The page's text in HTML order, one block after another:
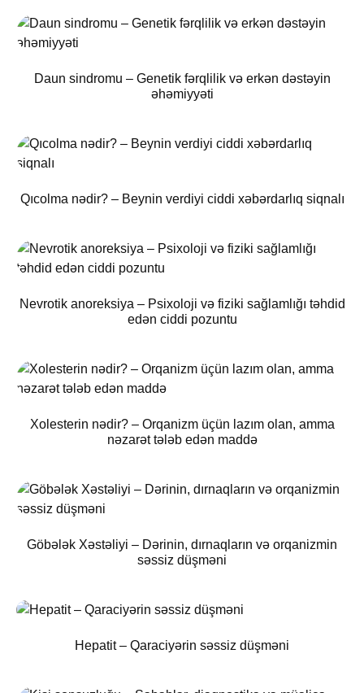
Daun sindromu – Genetik fərqlilik və erkən dəstəyin
əhəmiyyəti
Qıcolma nədir? – Beynin verdiyi ciddi xəbərdarlıq siqnalı
Nevrotik anoreksiya – Psixoloji və fiziki sağlamlığı təhdid
edən ciddi pozuntu
Xolesterin nədir? – Orqanizm üçün lazım olan, amma
nəzarət tələb edən maddə
Göbələk Xəstəliyi – Dərinin, dırnaqların və orqanizmin
səssiz düşməni
Hepatit – Qaraciyərin səssiz düşməni